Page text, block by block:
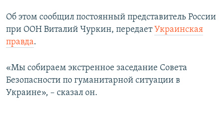
ПРОПАВШИЕ БЕЗ ВЕСТИ
ПОБЕДИТЕЛЕЙ НЕ СУДЯТ?
УКРАИНСКАЯ ПРОБЛЕМА КРЫМА
Qırımtatar
Об этом сообщил постоянный представитель России
при ООН Виталий Чуркин, передаетУкраинская
правда.
«Мы собираем экстренное заседание Совета
Безопасности по гуманитарной ситуации в
Украине», – сказал он.